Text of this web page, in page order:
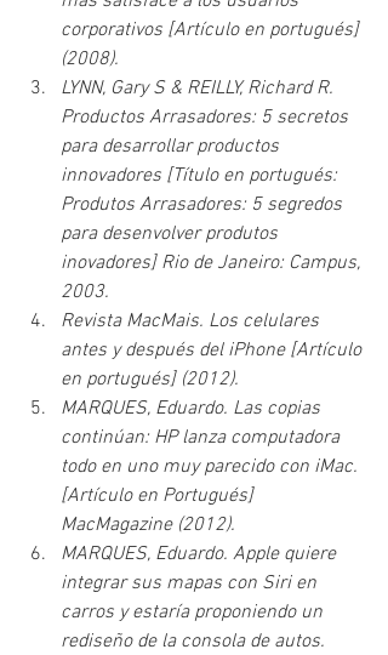
corporativos [Artículo en portugués]
(2008).
LYNN, Gary S & REILLY, Richard R.
Productos Arrasadores: 5 secretos
para desarrollar productos
innovadores [Título en portugués:
Produtos Arrasadores: 5 segredos
para desenvolver produtos
inovadores] Rio de Janeiro: Campus,
2003.
Revista MacMais. Los celulares
antes y después del iPhone [Artículo
en portugués] (2012).
MARQUES, Eduardo. Las copias
continúan: HP lanza computadora
todo en uno muy parecido con iMac.
[Artículo en Portugués]
MacMagazine (2012).
MARQUES, Eduardo. Apple quiere
integrar sus mapas con Siri en
carros y estaría proponiendo un
rediseño de la consola de autos.